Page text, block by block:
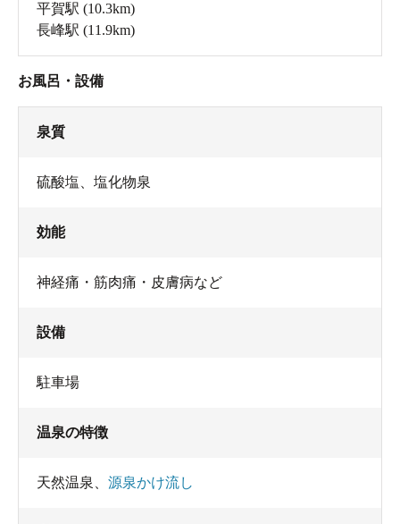
平賀駅 (10.3km)
長峰駅 (11.9km)
お風呂・設備
泉質
硫酸塩、塩化物泉
効能
神経痛・筋肉痛・皮膚病など
設備
駐車場
温泉の特徴
天然温泉 源泉かけ流し